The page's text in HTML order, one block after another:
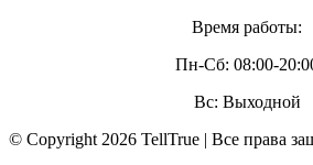
Время работы:
Пн-Сб: 08:00-
Вс: Выходной
© Copyright 2026 TellTrue | Все права